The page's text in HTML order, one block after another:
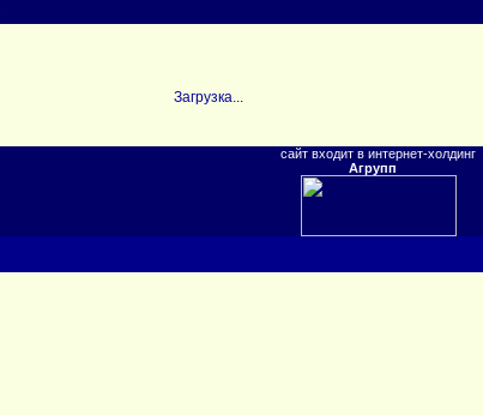
Загрузка...
сайт входит в интернет-холдинг
Агрупп